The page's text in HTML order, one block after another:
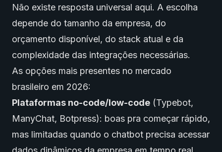
Não existe resposta universal aqui. A escolha
depende do tamanho da empresa, do
orçamento disponível, do stack atual e da
complexidade das integrações necessárias.
As opções mais presentes no mercado
brasileiro em 2026:
Plataformas no-code/low-code (Typebot,
ManyChat, Botpress): boas pra começar rápido,
mas limitadas quando o chatbot precisa acessar